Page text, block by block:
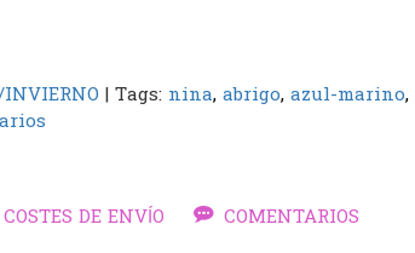
INVIERNO | Tags: nina abrigo azul-marino
COSTES DE ENVÍO COMENTARIOS